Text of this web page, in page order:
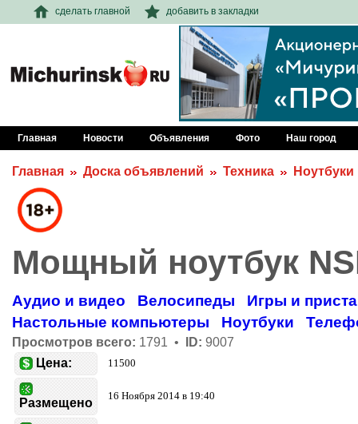
сделать главной добавить в закладки
Главная Новости Объявления Фото Наш город
Главная Доска объявлений Техника Ноутбуки
Мощный ноутбук
Аудио и видео Велосипеды
Игры и
Настольные компьютеры
Ноутбуки
Просмотров всего: 1791 • ID: 9007
Цена:
11500
Размещено
16 Ноября 2014 в 19:40